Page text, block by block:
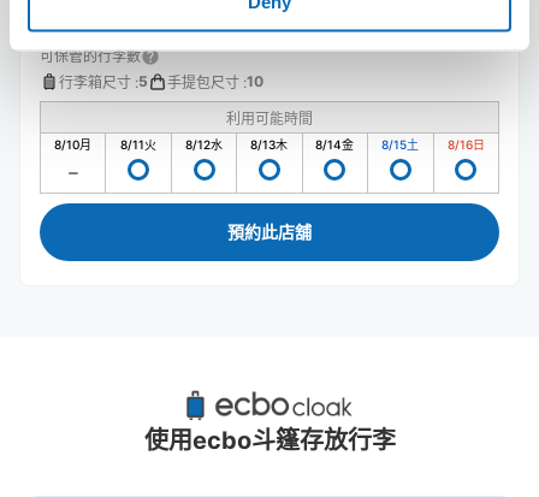
可保管的行李數
行李箱尺寸 :5 手提包尺寸 :10
利用可能時間
8/10月 8/11火 8/12水 8/13木 8/14金 8/15土 8/16日
預約此店舖
舞濱站附近推薦的寄物櫃
9個投幣式置物櫃
使用ecbo斗篷存放行李